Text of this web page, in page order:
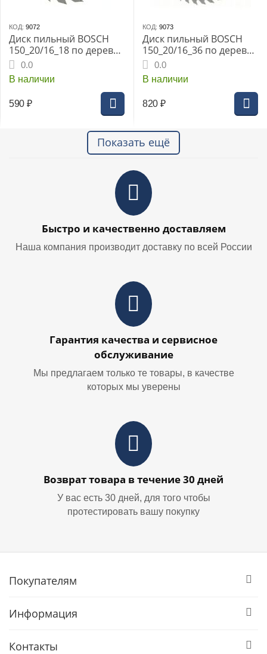
КОД: 9072
Диск пильный BOSCH
150_20/16_18 по дереву
OPTILINE ECO
(2608641783)
0.0
В наличии
590 ₽
КОД: 9073
Диск пильный BOSCH
150_20/16_36 по дереву
OPTILINE ECO
(2608641784)
0.0
В наличии
820 ₽
Показать ещё
Быстро и качественно доставляем
Наша компания производит доставку по всей России
Гарантия качества и сервисное
обслуживание
Мы предлагаем только те товары, в качестве
которых мы уверены
Возврат товара в течение 30 дней
У вас есть 30 дней, для того чтобы
протестировать вашу покупку
Покупателям
Информация
Контакты